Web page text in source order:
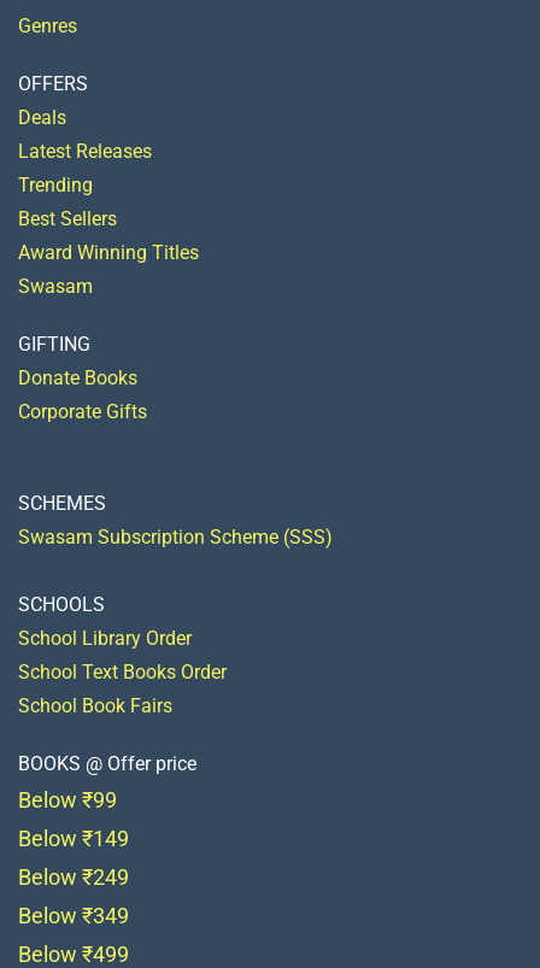
Genres
OFFERS
Deals
Latest Releases
Trending
Best Sellers
Award Winning Titles
Swasam
GIFTING
Donate Books
Corporate Gifts
SCHEMES
Swasam Subscription Scheme (SSS)
SCHOOLS
School Library Order
School Text Books Order
School Book Fairs
BOOKS @ Offer price
Below ₹99
Below ₹149
Below ₹249
Below ₹349
Below ₹499